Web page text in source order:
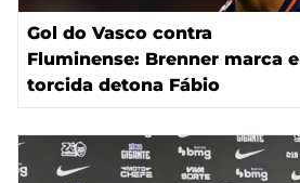
Gol do Vasco contra
Fluminense: Brenner marca e
torcida detona Fábio